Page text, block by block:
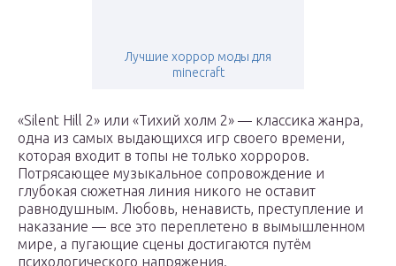
Лучшие хоррор моды для
minecraft
«Silent Hill 2» или «Тихий холм 2» — классика жанра,
одна из самых выдающихся игр своего времени,
которая входит в топы не только хорроров.
Потрясающее музыкальное сопровождение и
глубокая сюжетная линия никого не оставит
равнодушным. Любовь, ненависть, преступление и
наказание — все это переплетено в вымышленном
мире, а пугающие сцены достигаются путём
психологического напряжения.